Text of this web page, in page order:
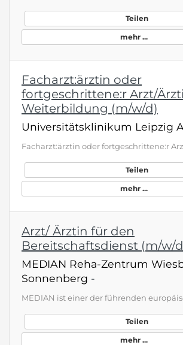
Teilen
mehr ...
Facharzt:ärztin oder
fortgeschrittene:r Arzt/
Weiterbildung (m/w/d)
Universitätsklinikum Leipzig
Teilen
mehr ...
Arzt/ Ärztin für den
Bereitschaftsdienst (m/w/
MEDIAN Reha-Zentrum
Sonnenberg -
Teilen
mehr ...